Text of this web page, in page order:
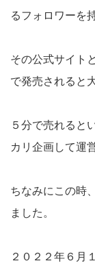
るフォロワーを
その公式サイト
で発売されると
５分で売れると
カリ企画して運
ちなみにこの時
ました。
２０２２年６月